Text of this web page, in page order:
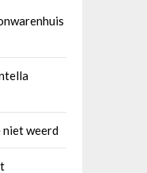
weerd